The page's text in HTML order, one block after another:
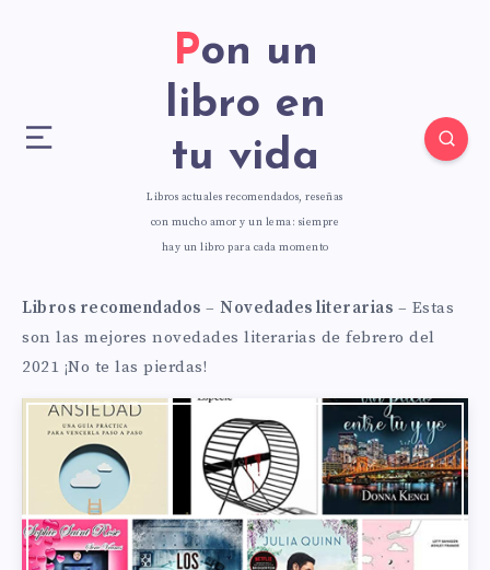
Pon un
libro en
tu vida
Libros actuales recomendados, reseñas
con mucho amor y un lema: siempre
hay un libro para cada momento
Libros recomendados – Novedades literarias – Estas
son las mejores novedades literarias de febrero del
2021 ¡No te las pierdas!